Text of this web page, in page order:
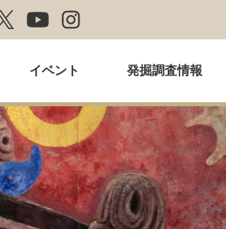
イベント 発掘調査情報